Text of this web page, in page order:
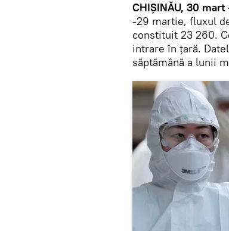
CHIȘINĂU, 30
-29 martie, fluxul
constituit 23 260.
intrare în țară.
săptămână a lunii